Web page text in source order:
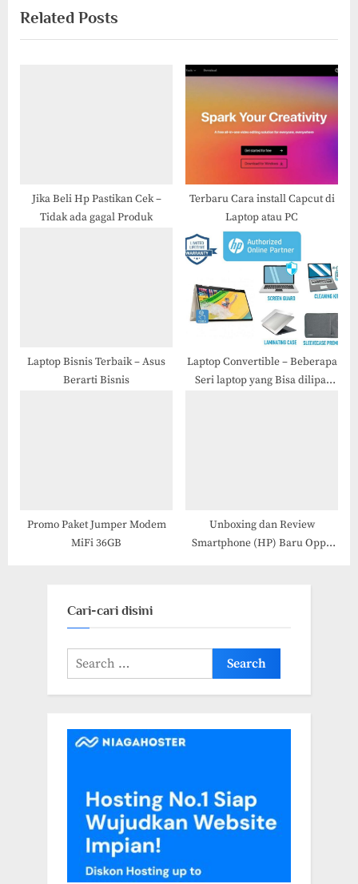
o
u
t
P
Related Posts
Jika Beli Hp Pastikan Cek –
Tidak ada gagal Produk
Terbaru Cara install Capcut di
Laptop atau PC
Laptop Bisnis Terbaik – Asus
Berarti Bisnis
Laptop Convertible – Beberapa
Seri laptop yang Bisa dilipat
Promo Paket Jumper Modem
MiFi 36GB
Unboxing dan Review
Smartphone (HP) Baru Oppo
Cari-cari disini
Search
for: